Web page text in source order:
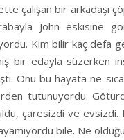
çalışan bir arkadaşı
John eskisine
Kim bilir kaç defa
bir edayla süzerken
Onu bu hayata ne
tutunuyordu.
çaresizdi ve evsizdi.
bile. Ne